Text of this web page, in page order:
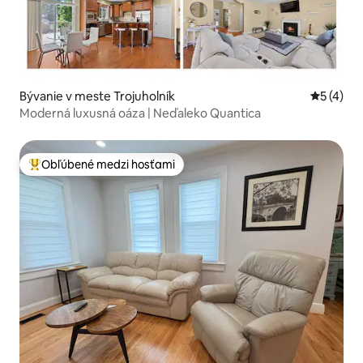
Bývanie v meste Trojuholník
5 (4)
Moderná luxusná oáza | Neďaleko Quantica
Najobľúbenejšie medzi hosťami
Obľúbené medzi hosťami